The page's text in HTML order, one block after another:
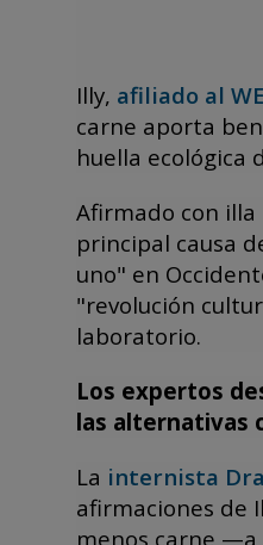
Illy, afiliado al
carne aporta
huella ecológica
Afirmado con illa
principal causa
uno" en
"revolución
laboratorio.
Los expertos
las alternativas
La internista
afirmaciones de
menos carne —a